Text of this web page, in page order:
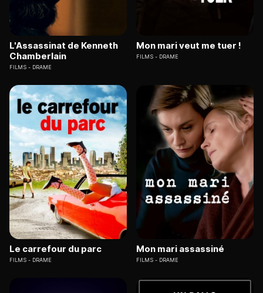
L'Assassinat de Kenneth
Chamberlain
FILMS DRAME
Mon mari veut me tuer !
FILMS DRAME
Le carrefour du parc
FILMS DRAME
Mon mari assassiné
FILMS DRAME